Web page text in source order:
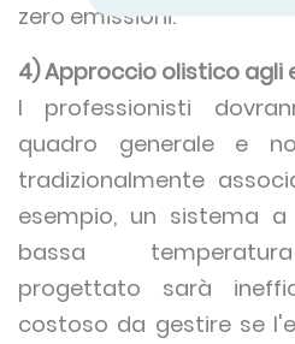
zero emissioni.
4) Approccio olistico agli
I professionisti
quadro generale e
tradizionalmente
esempio, un sistema
bassa
progettato sarà
costoso da gestire se